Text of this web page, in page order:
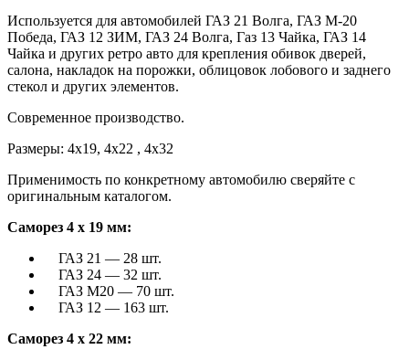
Используется для автомобилей ГАЗ 21 Волга, ГАЗ М-20
Победа, ГАЗ 12 ЗИМ, ГАЗ 24 Волга, Газ 13 Чайка, ГАЗ 14
Чайка и других ретро авто для крепления обивок дверей,
салона, накладок на порожки, облицовок лобового и заднего
стекол и других элементов.
Современное производство.
Размеры: 4х19, 4х22 , 4х32
Применимость по конкретному автомобилю сверяйте с
оригинальным каталогом.
Саморез 4 х 19 мм:
ГАЗ 21 — 28 шт.
ГАЗ 24 — 32 шт.
ГАЗ М20 — 70 шт.
ГАЗ 12 — 163 шт.
Саморез 4 х 22 мм: